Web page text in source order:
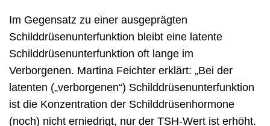
Im Gegensatz zu einer ausgeprägten
Schilddrüsenunterfunktion bleibt eine latente
Schilddrüsenunterfunktion oft lange im
Verborgenen. Martina Feichter erklärt: „Bei der
latenten („verborgenen“) Schilddrüsenunterfunktion
ist die Konzentration der Schilddrüsenhormone
(noch) nicht erniedrigt, nur der TSH-Wert ist erhöht.